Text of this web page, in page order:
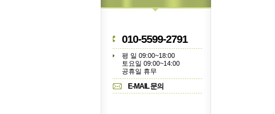
010-5599-2791
평 일 09:00~18:00
토요일 09:00~14:00
공휴일 휴무
E-MAIL 문의